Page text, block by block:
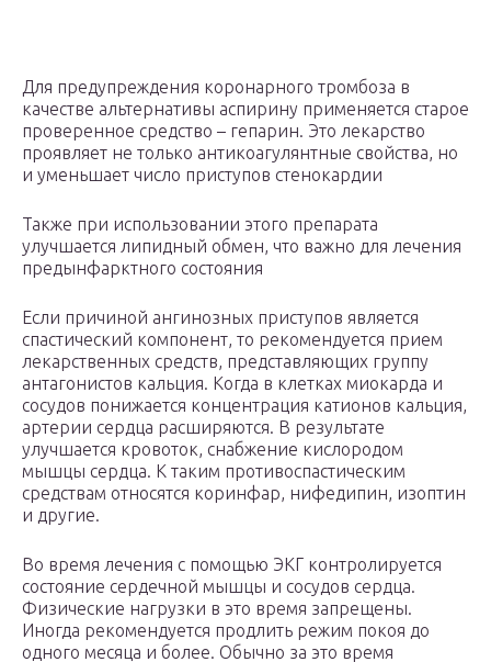
Для предупреждения коронарного тромбоза в
качестве альтернативы аспирину применяется старое
проверенное средство – гепарин. Это лекарство
проявляет не только антикоагулянтные свойства, но
и уменьшает число приступов стенокардии
Также при использовании этого препарата
улучшается липидный обмен, что важно для лечения
предынфарктного состояния
Если причиной ангинозных приступов является
спастический компонент, то рекомендуется прием
лекарственных средств, представляющих группу
антагонистов кальция. Когда в клетках миокарда и
сосудов понижается концентрация катионов кальция,
артерии сердца расширяются. В результате
улучшается кровоток, снабжение кислородом
мышцы сердца. К таким противоспастическим
средствам относятся коринфар, нифедипин, изоптин
и другие.
Во время лечения с помощью ЭКГ контролируется
состояние сердечной мышцы и сосудов сердца.
Физические нагрузки в это время запрещены.
Иногда рекомендуется продлить режим покоя до
одного месяца и более. Обычно за это время